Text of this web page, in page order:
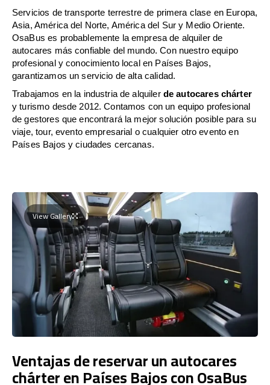
Servicios de transporte terrestre de primera clase en Europa,
Asia, América del Norte, América del Sur y Medio Oriente.
OsaBus es probablemente la empresa de alquiler de
autocares más confiable del mundo. Con nuestro equipo
profesional y conocimiento local en Países Bajos,
garantizamos un servicio de alta calidad.
Trabajamos en la industria de alquiler de autocares chárter
y turismo desde 2012. Contamos con un equipo profesional
de gestores que encontrará la mejor solución posible para su
viaje, tour, evento empresarial o cualquier otro evento en
Países Bajos y ciudades cercanas.
View Gallery
Ventajas de reservar un autocares
chárter en Países Bajos con OsaBus